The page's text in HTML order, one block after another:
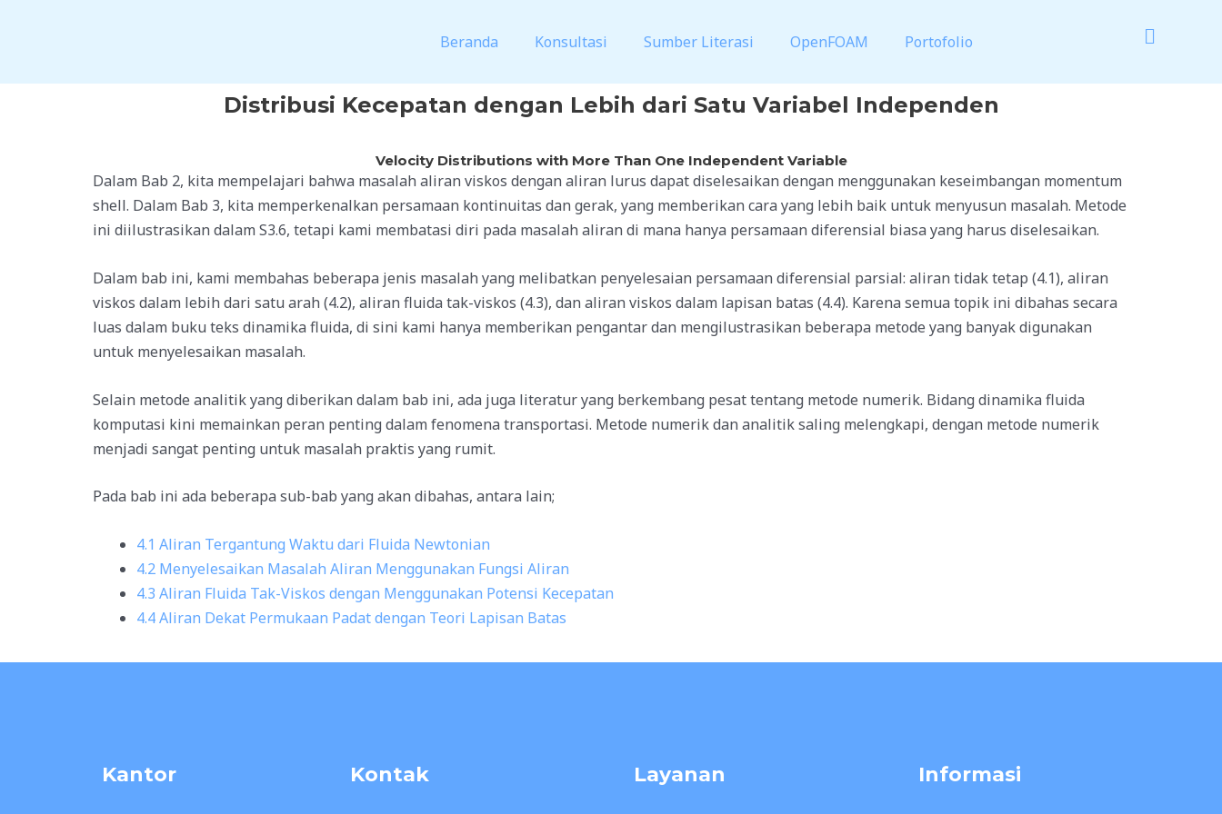
Beranda Konsultasi Sumber Literasi OpenFOAM Portofolio
Distribusi Kecepatan dengan Lebih dari Satu Variabel Independen
Velocity Distributions with More Than One Independent Variable
Dalam Bab 2, kita mempelajari bahwa masalah aliran viskos dengan aliran lurus dapat diselesaikan dengan menggunakan keseimbangan momentum
shell. Dalam Bab 3, kita memperkenalkan persamaan kontinuitas dan gerak, yang memberikan cara yang lebih baik untuk menyusun masalah. Metode
ini diilustrasikan dalam S3.6, tetapi kami membatasi diri pada masalah aliran di mana hanya persamaan diferensial biasa yang harus diselesaikan.
Dalam bab ini, kami membahas beberapa jenis masalah yang melibatkan penyelesaian persamaan diferensial parsial: aliran tidak tetap (4.1), aliran
viskos dalam lebih dari satu arah (4.2), aliran fluida tak-viskos (4.3), dan aliran viskos dalam lapisan batas (4.4). Karena semua topik ini dibahas secara
luas dalam buku teks dinamika fluida, di sini kami hanya memberikan pengantar dan mengilustrasikan beberapa metode yang banyak digunakan
untuk menyelesaikan masalah.
Selain metode analitik yang diberikan dalam bab ini, ada juga literatur yang berkembang pesat tentang metode numerik. Bidang dinamika fluida
komputasi kini memainkan peran penting dalam fenomena transportasi. Metode numerik dan analitik saling melengkapi, dengan metode numerik
menjadi sangat penting untuk masalah praktis yang rumit.
Pada bab ini ada beberapa sub-bab yang akan dibahas, antara lain;
4.1 Aliran Tergantung Waktu dari Fluida Newtonian
4.2 Menyelesaikan Masalah Aliran Menggunakan Fungsi Aliran
4.3 Aliran Fluida Tak-Viskos dengan Menggunakan Potensi Kecepatan
4.4 Aliran Dekat Permukaan Padat dengan Teori Lapisan Batas
Kantor Kontak Layanan Informasi